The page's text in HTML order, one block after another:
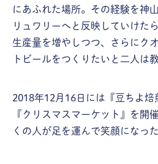
にあふれた場所。その経験を神
リュワリーへと反映していけた
生産量を増やしつつ、さらにク
トビールをつくりたいと二人は
2018年12月16日には『豆ちよ焙
『クリスマスマーケット』を開
くの人が足を運んで笑顔になっ